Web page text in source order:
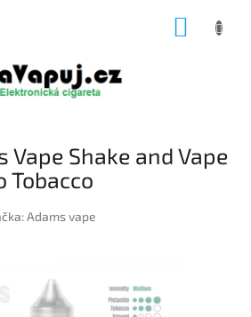
Vape Shake and Vape
Tobacco
Adams vape